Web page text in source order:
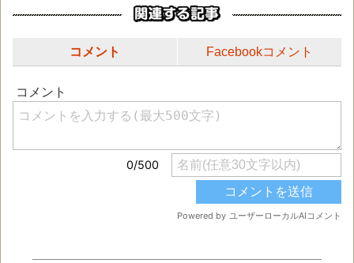
コメント Facebookコメント